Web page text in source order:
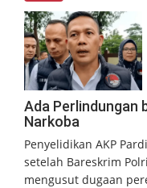
Ada Perlindungan
Narkoba
Penyelidikan AKP
setelah Bareskrim
mengusut dugaan